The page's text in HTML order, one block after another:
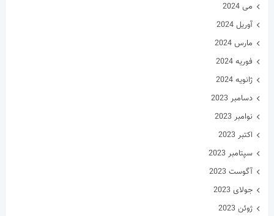
می 2024
آوریل 2024
مارس 2024
فوریه 2024
ژانویه 2024
دسامبر 2023
نوامبر 2023
اکتبر 2023
سپتامبر 2023
آگوست 2023
جولای 2023
ژوئن 2023